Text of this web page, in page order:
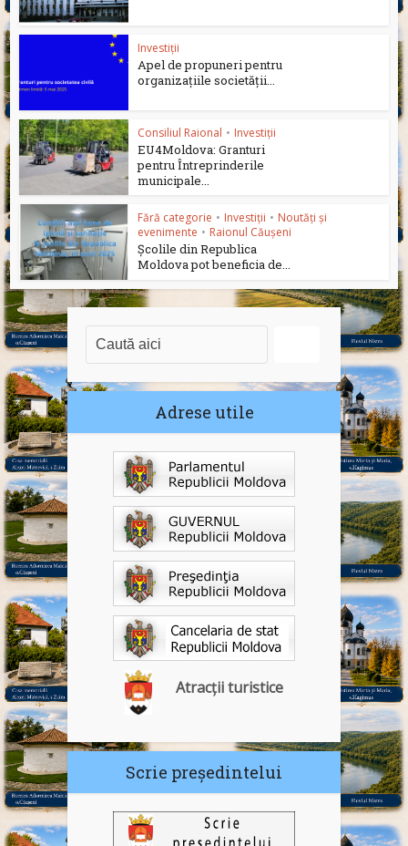
Investiții
Apel de propuneri pentru
organizațiile societății...
Consiliul Raional • Investiții
EU4Moldova: Granturi
pentru Întreprinderile
municipale...
Fără categorie • Investiții • Noutăți și
evenimente • Raionul Căușeni
Școlile din Republica
Moldova pot beneficia de...
Adrese utile
Atracții turistice
Scrie președintelui